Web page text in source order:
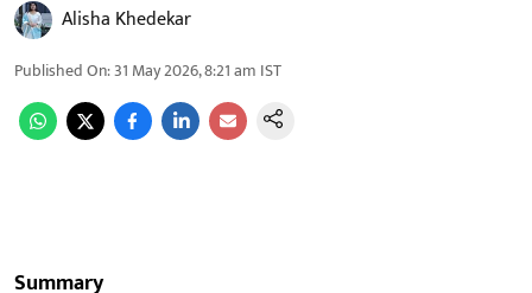
Alisha Khedekar
Published On:31 May 2026, 8:21 am IST
Summary